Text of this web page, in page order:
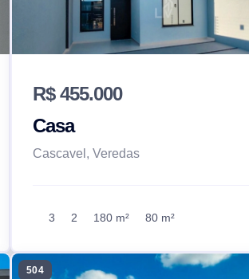
R$ 455.000
Casa
Cascavel, Veredas
3 2 180 m² 80 m²
504